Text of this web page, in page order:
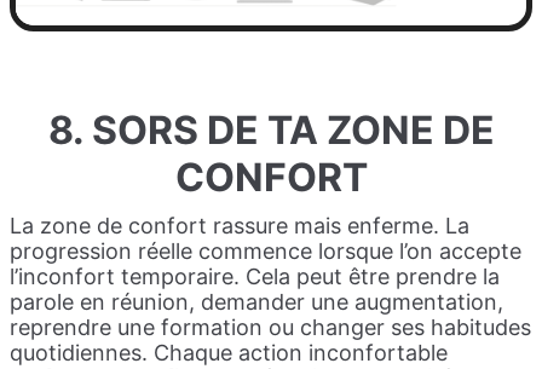
8. SORS DE TA ZONE DE
CONFORT
La zone de confort rassure mais enferme. La
progression réelle commence lorsque l’on accepte
l’inconfort temporaire. Cela peut être prendre la
parole en réunion, demander une augmentation,
reprendre une formation ou changer ses habitudes
quotidiennes. Chaque action inconfortable